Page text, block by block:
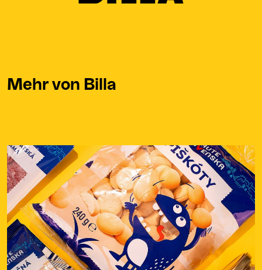
Mehr von Billa